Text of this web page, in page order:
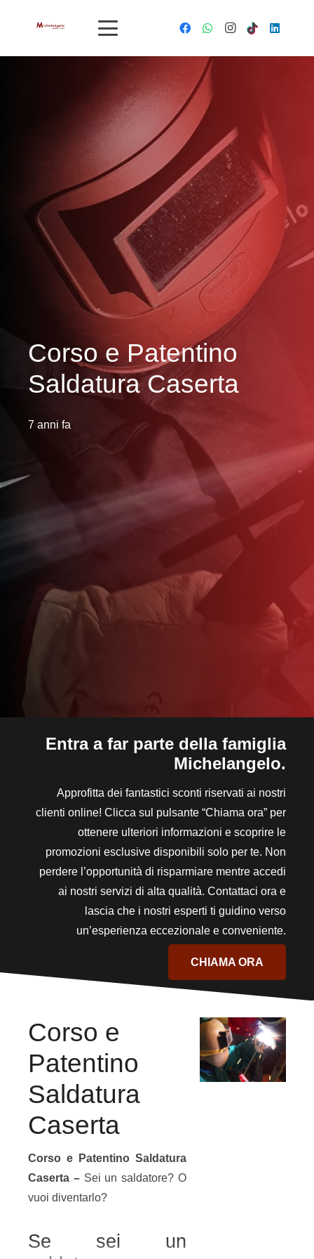
Corso e Patentino
Saldatura Caserta
7 anni fa
Entra a far parte della famiglia
Michelangelo.
Approfitta dei fantastici sconti riservati ai nostri
clienti online! Clicca sul pulsante “Chiama ora” per
ottenere ulteriori informazioni e scoprire le
promozioni esclusive disponibili solo per te. Non
perdere l’opportunità di risparmiare mentre accedi
ai nostri servizi di alta qualità. Contattaci ora e
lascia che i nostri esperti ti guidino verso
un’esperienza eccezionale e conveniente.
CHIAMA ORA
Corso e
Patentino
Saldatura
Caserta
Corso e Patentino Saldatura
Caserta – Sei un saldatore? O
vuoi diventarlo?
Se sei un